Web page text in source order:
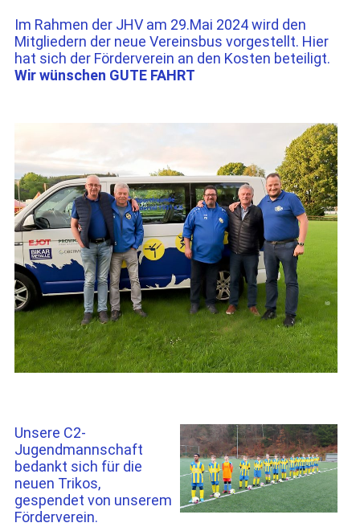
Im Rahmen der JHV am 29.Mai 2024 wird den
Mitgliedern der neue Vereinsbus vorgestellt. Hier
hat sich der Förderverein an den Kosten beteiligt.
Wir wünschen GUTE FAHRT
Unsere C2-
Jugendmannschaft
bedankt sich für die
neuen Trikos,
gespendet von unserem
Förderverein.